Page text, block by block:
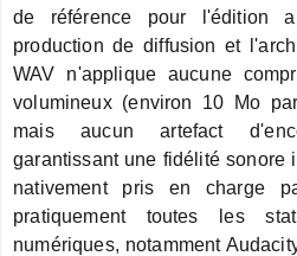
de référence pour l'édition
production de diffusion et
WAV n'applique aucune
volumineux (environ 10 Mo
mais aucun artefact
garantissant une fidélité sonore
nativement pris en charge
pratiquement toutes les
numériques, notamment